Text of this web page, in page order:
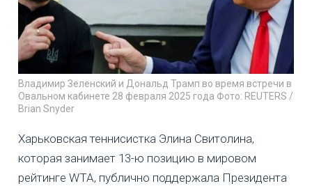
Владимир Зеленский и Дональд Трамп во время встречи в
Овальном кабинете 28 февраля 2025 года Фото: REUTERS /
Brian Snyder
Харьковская теннисистка Элина Свитолина,
которая занимает 13-ю позицию в мировом
рейтинге WTA, публично поддержала Президента